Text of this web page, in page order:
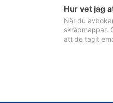
Hur vet jag
När du
skräpmappar.
att de tagit